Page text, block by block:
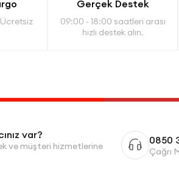
Gerçek Destek
09:00 - 18:00 saatleri arası
hızlı destek alın.
var?
ve müşteri hizmetlerine
0850
Çağrı